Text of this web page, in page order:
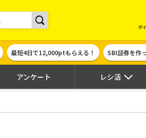
イントサイト | ハピタス
ポ
最短4日で12,000ptもらえる！ SBI証券を作
アンケート レシ活